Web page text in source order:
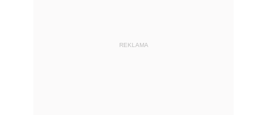
REKLAMA